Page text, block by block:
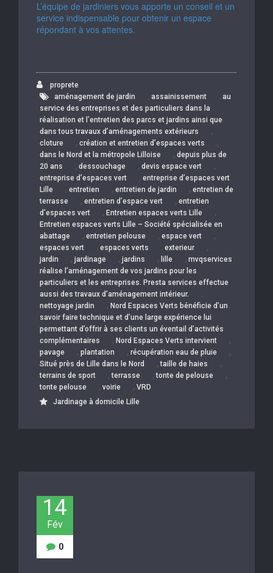
L’équipe de jardiniers vous apporte un conseil et un
service indispensable pour obtenir un espace
répondant à vos attentes.
proprete
aménagement de jardin
, assainissement , au
service des entreprises et des particuliers dans la
réalisation et l’entretien des parcs et jardins ainsi que
dans tous travaux d’aménagements extérieurs
,
cloture , création et entretien d’espaces verts ,
dans le Nord et la métropole Lilloise , depuis plus de
20 ans
, dessouchage , devis espace vert ,
entreprise d’espaces vert , entreprise d’espaces vert
Lille
, entretien , entretien de jardin , entretien de
terrasse
, entretien d’espace vert , entretien
d’espaces vert
, Entretien espaces verts Lille ,
Entretien espaces verts Lille – Société spécialisée en
abattage
, entretien pelouse , espace vert ,
espaces vert , espaces verts , exterieur ,
jardin , jardinage , jardins , lille , mvqservices
réalise l’aménagement de vos jardins pour les
particuliers et les entreprises. Presta services effectue
aussi des travaux d’aménagement intérieur.
,
nettoyage jardin , Nord Espaces Verts bénéficie d’un
savoir faire technique et d’une large expérience lui
permettant d’offrir à ses clients un éventail d’activités
complémentaires
, Nord Espaces Verts intervient ,
pavage , plantation , récupération eau de pluie ,
Situé près de Lille dans le Nord ,taille de haies ,
terrains de sport ,terrasse ,tonte de pelouse ,
tonte pelouse , voirie , VRD
Jardinage à domicile Lille
14
Fév
0